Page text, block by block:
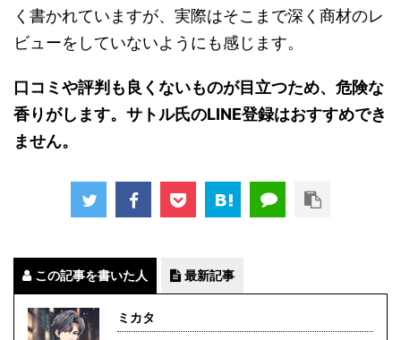
く書かれていますが、実際はそこまで深く商材のレ
ビューをしていないようにも感じます。
口コミや評判も良くないものが目立つため、危険な
香りがします。サトル氏のLINE登録はおすすめでき
ません。
この記事を書いた人 最新記事
ミカタ